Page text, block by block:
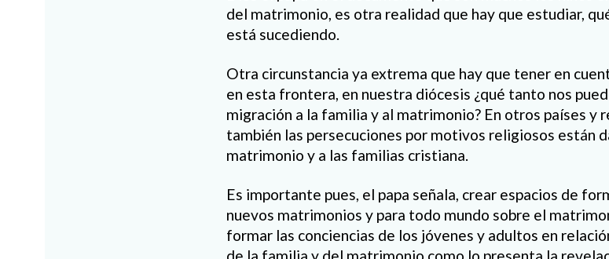
del matrimonio, es otra realidad que hay que estudiar,
está sucediendo.
Otra circunstancia ya extrema que hay que tener en
en esta frontera, en nuestra diócesis ¿qué tanto nos
migración a la familia y al matrimonio? En otros países
también las persecuciones por motivos religiosos están
matrimonio y a las familias cristiana.
Es importante pues, el papa señala, crear espacios de
nuevos matrimonios y para todo mundo sobre el
formar las conciencias de los jóvenes y adultos en